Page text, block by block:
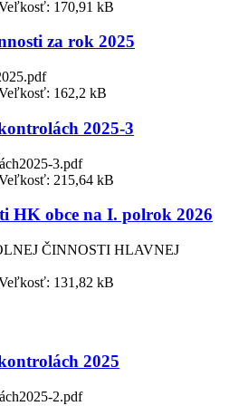
170,91 kB
za rok 2025
162,2 kB
2025-3
3.pdf
215,64 kB
HK obce na I. polrok 2026
ČINNOSTI HLAVNEJ
131,82 kB
2025
2.pdf